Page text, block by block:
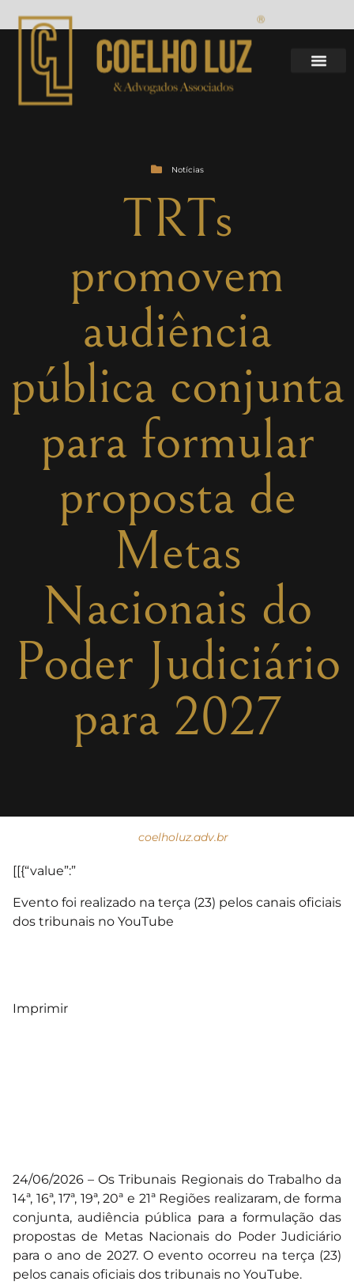
Notícias
TRTs
promovem
audiência
pública conjunta
para formular
proposta de
Metas
Nacionais do
Poder Judiciário
para 2027
coelholuz.adv.br
[[{“value”:”
Evento foi realizado na terça (23) pelos canais oficiais
dos tribunais no YouTube
Imprimir
24/06/2026 – Os Tribunais Regionais do Trabalho da
14ª, 16ª, 17ª, 19ª, 20ª e 21ª Regiões realizaram, de forma
conjunta, audiência pública para a formulação das
propostas de Metas Nacionais do Poder Judiciário
para o ano de 2027. O evento ocorreu na terça (23)
pelos canais oficiais dos tribunais no YouTube.